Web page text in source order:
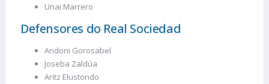
Unai Marrero
Defensores do Real Sociedad
Andoni Gorosabel
Joseba Zaldúa
Aritz Elustondo